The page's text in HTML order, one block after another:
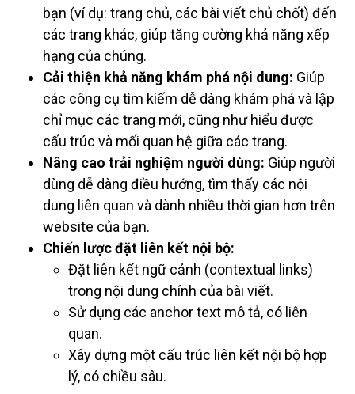
bạn (ví dụ: trang chủ, các bài viết chủ chốt) đến
các trang khác, giúp tăng cường khả năng xếp
hạng của chúng.
Cải thiện khả năng khám phá nội dung: Giúp
các công cụ tìm kiếm dễ dàng khám phá và lập
chỉ mục các trang mới, cũng như hiểu được
cấu trúc và mối quan hệ giữa các trang.
Nâng cao trải nghiệm người dùng: Giúp người
dùng dễ dàng điều hướng, tìm thấy các nội
dung liên quan và dành nhiều thời gian hơn trên
website của bạn.
Chiến lược đặt liên kết nội bộ:
Đặt liên kết ngữ cảnh (contextual links)
trong nội dung chính của bài viết.
Sử dụng các anchor text mô tả, có liên
quan.
Xây dựng một cấu trúc liên kết nội bộ hợp
lý, có chiều sâu.